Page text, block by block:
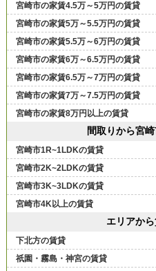
宮崎市の家賃4.5万～5万円の賃貸
宮崎市の家賃5万～5.5万円の賃貸
宮崎市の家賃5.5万～6万円の賃貸
宮崎市の家賃6万～6.5万円の賃貸
宮崎市の家賃6.5万～7万円の賃貸
宮崎市の家賃7万～7.5万円の賃貸
宮崎市の家賃8万円以上の賃貸
間取りから宮
宮崎市1R~1LDKの賃貸
宮崎市2K~2LDKの賃貸
宮崎市3K~3LDKの賃貸
宮崎市4K以上の賃貸
エリアか
下北方の賃貸
祇園・霧島・神宮の賃貸